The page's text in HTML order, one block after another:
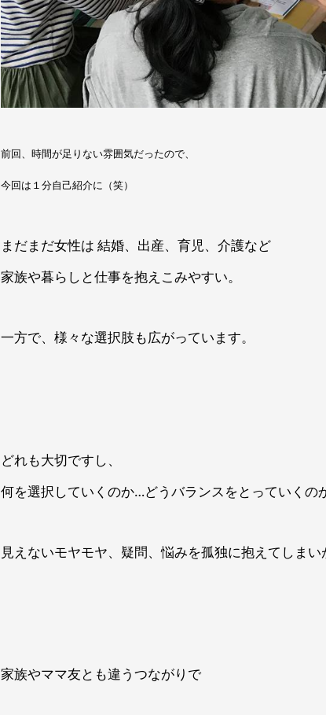
前回、時間が足りない雰囲気だったので、
今回は１分自己紹介に（笑）
まだまだ女性は 結婚、出産、育児、介護など
家族や暮らしと仕事を抱えこみやすい。
一方で、様々な選択肢も広がっています。
どれも大切ですし、
何を選択していくのか…どうバランスをとっていくの
見えないモヤモヤ、疑問、悩みを孤独に抱えてしまい
家族やママ友とも違うつながりで